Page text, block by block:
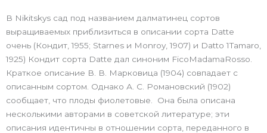
В Nikitskys сад под названием далматинец сортов
выращиваемых приблизиться в описании сорта Datte
очень (Кондит, 1955; Starnes и Monroy, 1907) и Datto 1Tamaro,
1925) Кондит сорта Datte дал синоним FicoMadamaRosso.
Краткое описание В. В. Марковица (1904) совпадает с
описанным сортом. Однако А. С. Романовский (1902)
сообщает, что плоды фиолетовые. Она была описана
несколькими авторами в советской литературе; эти
описания идентичны в отношении сорта, переданного в